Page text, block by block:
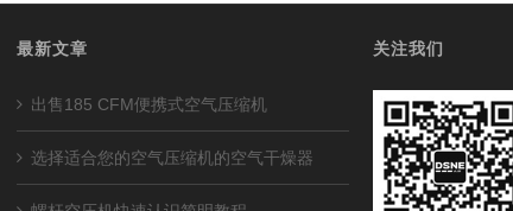
最新文章
出售185 CFM便携式空气压缩机
选择适合您的空气压缩机的空气干燥器
关注我们